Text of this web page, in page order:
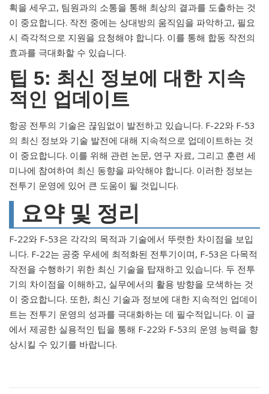
획을 세우고, 팀원과의 소통을 통해 최상의 결과를 도출하는 것
이 중요합니다. 작전 중에는 상대방의 움직임을 파악하고, 필요
시 즉각적으로 지원을 요청해야 합니다. 이를 통해 합동 작전의
효과를 극대화할 수 있습니다.
팁 5: 최신 정보에 대한 지속
적인 업데이트
항공 전투의 기술은 끊임없이 발전하고 있습니다. F-22와 F-53
의 최신 정보와 기술 발전에 대해 지속적으로 업데이트하는 것
이 중요합니다. 이를 위해 관련 논문, 연구 자료, 그리고 훈련 세
미나에 참여하여 최신 동향을 파악해야 합니다. 이러한 정보는
전투기 운영에 있어 큰 도움이 될 것입니다.
요약 및 정리
F-22와 F-53은 각각의 목적과 기술에서 뚜렷한 차이점을 보입
니다. F-22는 공중 우세에 최적화된 전투기이며, F-53은 다목적
작전을 수행하기 위한 최신 기술을 탑재하고 있습니다. 두 전투
기의 차이점을 이해하고, 실무에서의 활용 방향을 모색하는 것
이 중요합니다. 또한, 최신 기술과 정보에 대한 지속적인 업데이
트는 전투기 운영의 성과를 극대화하는 데 필수적입니다. 이 글
에서 제공한 실용적인 팁을 통해 F-22와 F-53의 운영 능력을 향
상시킬 수 있기를 바랍니다.